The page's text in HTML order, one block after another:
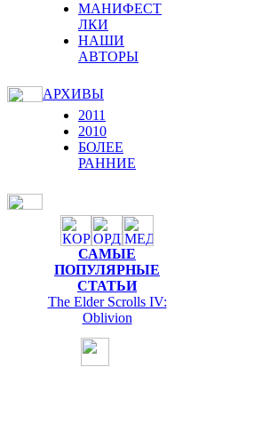
МАНИФЕСТ
ЛКИ
НАШИ
АВТОРЫ
АРХИВЫ
2011
2010
БОЛЕЕ
РАННИЕ
САМЫЕ
ПОПУЛЯРНЫЕ
СТАТЬИ
The Elder Scrolls IV:
Oblivion